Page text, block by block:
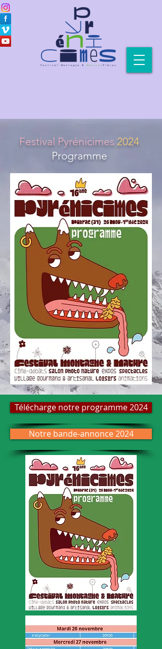
Festival Pyrénicimes 2024
Programme
Télécharge notre programme 2024
Notre bande-annonce 2024